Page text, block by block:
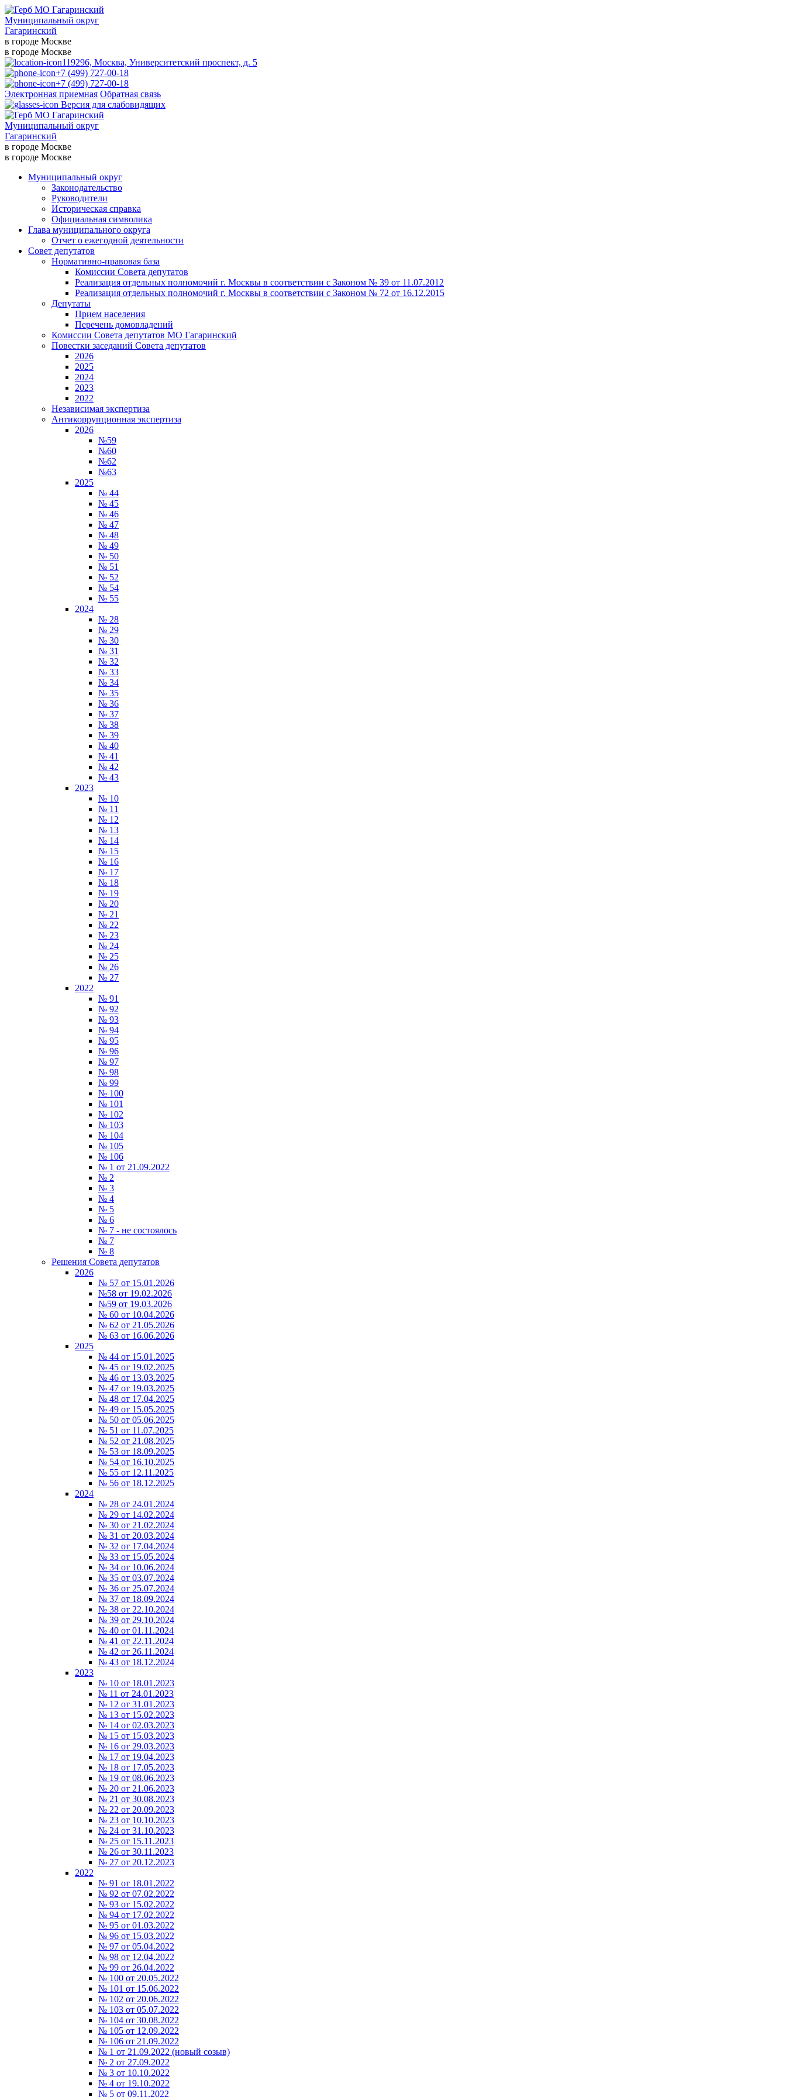
Муниципальный округ
Гагаринский
в городе Москве
в городе Москве
119296, Москва, Университетский проспект, д. 5
+7 (499) 727-00-18
+7 (499) 727-00-18
Электронная приемная Обратная связь
Версия для слабовидящих
Муниципальный округ
Гагаринский
в городе Москве
в городе Москве
Муниципальный округ
Законодательство
Руководители
Историческая справка
Официальная символика
Глава муниципального округа
Отчет о ежегодной деятельности
Совет депутатов
Нормативно-правовая база
Комиссии Совета депутатов
Реализация отдельных полномочий г. Москвы в соответствии с Законом № 39 от 11.07.2012
Реализация отдельных полномочий г. Москвы в соответствии с Законом № 72 от 16.12.2015
Депутаты
Прием населения
Перечень домовладений
Комиссии Совета депутатов МО Гагаринский
Повестки заседаний Совета депутатов
2026
2025
2024
2023
2022
Независимая экспертиза
Антикоррупционная экспертиза
2026
№59
№60
№62
№63
2025
№ 44
№ 45
№ 46
№ 47
№ 48
№ 49
№ 50
№ 51
№ 52
№ 54
№ 55
2024
№ 28
№ 29
№ 30
№ 31
№ 32
№ 33
№ 34
№ 35
№ 36
№ 37
№ 38
№ 39
№ 40
№ 41
№ 42
№ 43
2023
№ 10
№ 11
№ 12
№ 13
№ 14
№ 15
№ 16
№ 17
№ 18
№ 19
№ 20
№ 21
№ 22
№ 23
№ 24
№ 25
№ 26
№ 27
2022
№ 91
№ 92
№ 93
№ 94
№ 95
№ 96
№ 97
№ 98
№ 99
№ 100
№ 101
№ 102
№ 103
№ 104
№ 105
№ 106
№ 1 от 21.09.2022
№ 2
№ 3
№ 4
№ 5
№ 6
№ 7 - не состоялось
№ 7
№ 8
Решения Совета депутатов
2026
№ 57 от 15.01.2026
№58 от 19.02.2026
№59 от 19.03.2026
№ 60 от 10.04.2026
№ 62 от 21.05.2026
№ 63 от 16.06.2026
2025
№ 44 от 15.01.2025
№ 45 от 19.02.2025
№ 46 от 13.03.2025
№ 47 от 19.03.2025
№ 48 от 17.04.2025
№ 49 от 15.05.2025
№ 50 от 05.06.2025
№ 51 от 11.07.2025
№ 52 от 21.08.2025
№ 53 от 18.09.2025
№ 54 от 16.10.2025
№ 55 от 12.11.2025
№ 56 от 18.12.2025
2024
№ 28 от 24.01.2024
№ 29 от 14.02.2024
№ 30 от 21.02.2024
№ 31 от 20.03.2024
№ 32 от 17.04.2024
№ 33 от 15.05.2024
№ 34 от 10.06.2024
№ 35 от 03.07.2024
№ 36 от 25.07.2024
№ 37 от 18.09.2024
№ 38 от 22.10.2024
№ 39 от 29.10.2024
№ 40 от 01.11.2024
№ 41 от 22.11.2024
№ 42 от 26.11.2024
№ 43 от 18.12.2024
2023
№ 10 от 18.01.2023
№ 11 от 24.01.2023
№ 12 от 31.01.2023
№ 13 от 15.02.2023
№ 14 от 02.03.2023
№ 15 от 15.03.2023
№ 16 от 29.03.2023
№ 17 от 19.04.2023
№ 18 от 17.05.2023
№ 19 от 08.06.2023
№ 20 от 21.06.2023
№ 21 от 30.08.2023
№ 22 от 20.09.2023
№ 23 от 10.10.2023
№ 24 от 31.10.2023
№ 25 от 15.11.2023
№ 26 от 30.11.2023
№ 27 от 20.12.2023
2022
№ 91 от 18.01.2022
№ 92 от 07.02.2022
№ 93 от 15.02.2022
№ 94 от 17.02.2022
№ 95 от 01.03.2022
№ 96 от 15.03.2022
№ 97 от 05.04.2022
№ 98 от 12.04.2022
№ 99 от 26.04.2022
№ 100 от 20.05.2022
№ 101 от 15.06.2022
№ 102 от 20.06.2022
№ 103 от 05.07.2022
№ 104 от 30.08.2022
№ 105 от 12.09.2022
№ 106 от 21.09.2022
№ 1 от 21.09.2022 (новый созыв)
№ 2 от 27.09.2022
№ 3 от 10.10.2022
№ 4 от 19.10.2022
№ 5 от 09.11.2022